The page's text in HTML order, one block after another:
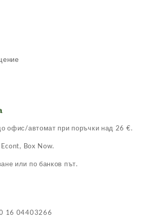
офис/автомат при поръчки над 26 €.
Box Now.
или по банков път.
16 04403266